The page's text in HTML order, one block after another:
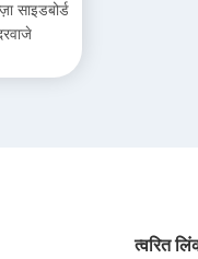
साइडबोर्ड
त्वरित